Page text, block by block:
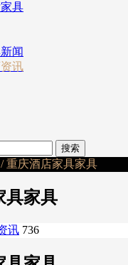
具
闻
讯
/ 重庆酒店家具家具
具家具
讯 736